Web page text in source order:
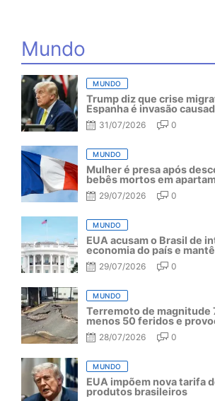
Mundo
MUNDO
Trump diz que crise
Espanha é invasão
31/07/2026 0
MUNDO
Mulher é presa após
bebês mortos em
29/07/2026 0
MUNDO
EUA acusam o Brasil de
economia do país e
por mais um ano
29/07/2026 0
MUNDO
Terremoto de magnitude
menos 50 feridos e
Japão
28/07/2026 0
MUNDO
EUA impõem nova tarifa
produtos brasileiros